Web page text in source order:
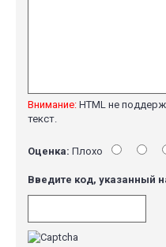
Внимание: HTML не
текст.
Оценка: Плохо
Введите код, указанный